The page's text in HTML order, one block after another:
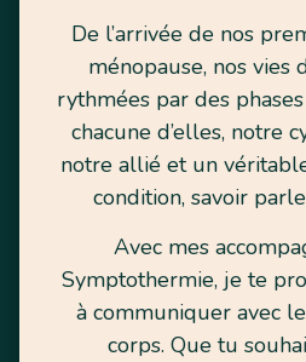
De l’arrivée de nos
ménopause, nos vies
rythmées par des
chacune d’elles, notre
notre allié et un
condition, savoir
Avec mes
Symptothermie, je te
à communiquer avec
corps. Que tu